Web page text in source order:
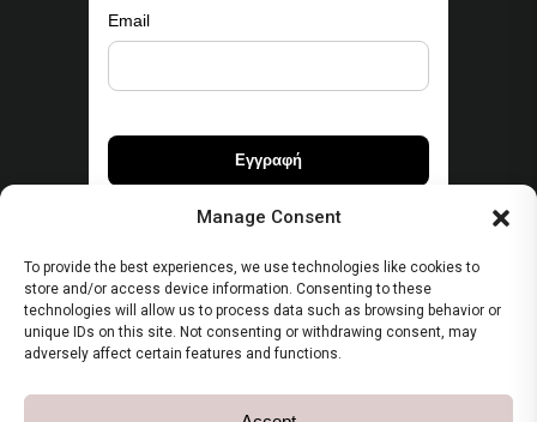
Manage Consent
To provide the best experiences, we use technologies like cookies to
store and/or access device information. Consenting to these
technologies will allow us to process data such as browsing behavior or
unique IDs on this site. Not consenting or withdrawing consent, may
adversely affect certain features and functions.
Email
Ασφάλεια